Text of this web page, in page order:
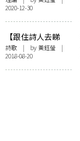
2020-12-30
【跟住詩人去睇
展】麥快樂——馬
玉江個展「夜未
央」
詩歌 | by 黃鈺螢 |
2018-08-20